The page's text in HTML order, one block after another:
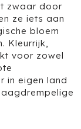
zwaar door
ze iets aan
bloem
Kleurrijk,
voor zowel
in eigen land